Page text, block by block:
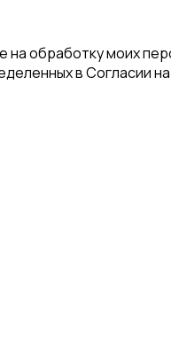
на обработку моих
в Согласии